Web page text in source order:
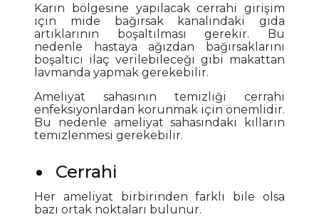
Karın bölgesine yapılacak cerrahi girişim
için mide bağırsak kanalındaki gıda
artıklarının boşaltılması gerekir. Bu
nedenle hastaya ağızdan bağırsaklarını
boşaltıcı ilaç verilebileceği gibi makattan
lavmanda yapmak gerekebilir.
Ameliyat sahasının temizliği cerrahi
enfeksiyonlardan korunmak için önemlidir.
Bu nedenle ameliyat sahasındaki kılların
temizlenmesi gerekebilir.
Cerrahi
Her ameliyat birbirinden farklı bile olsa
bazı ortak noktaları bulunur.